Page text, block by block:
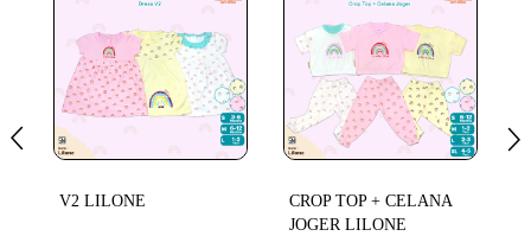
V2 LILONE
CROP TOP + CELANA
JOGER LILONE